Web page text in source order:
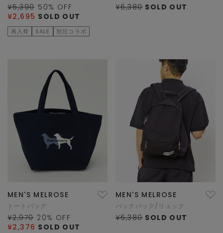
¥5,390 50% OFF
¥2,695 SOLD OUT
再入荷 SALE 別注コラボ
¥6,380 SOLD OUT
MEN'S MELROSE
トートバッグ
¥2,970 20% OFF
¥2,376 SOLD OUT
MEN'S MELROSE
バックパック/リュック
¥6,380 SOLD OUT